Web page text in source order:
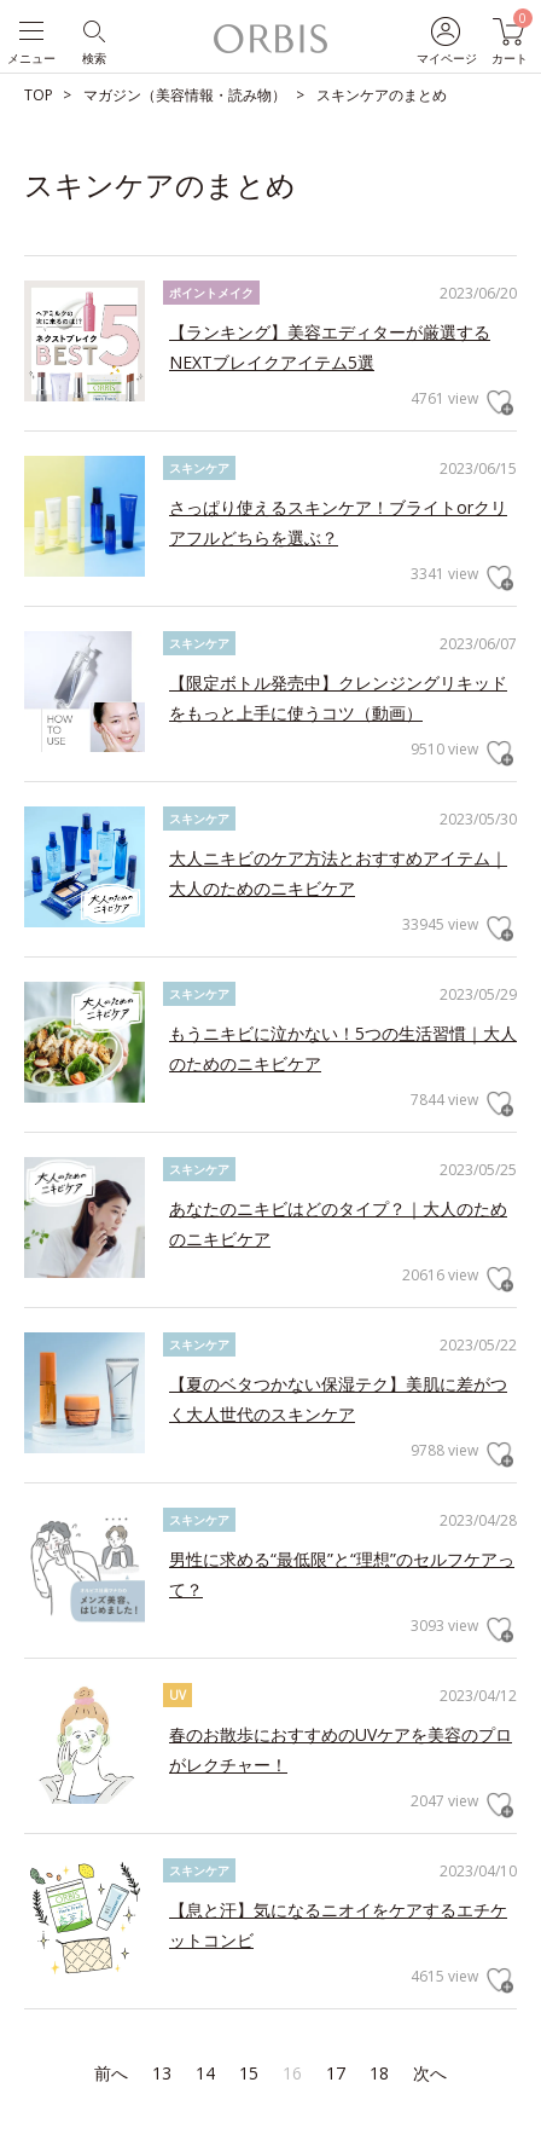
マイページ
0
カート
検索
メニュー
TOP マガジン（美容情報・読み物） スキンケアのまとめ
スキンケアのまとめ
2023/06/20
ポイントメイク
【ランキング】美容エディターが厳選する
NEXTブレイクアイテム5選
4761 view
2023/06/15
スキンケア
さっぱり使えるスキンケア！ブライトorクリ
アフルどちらを選ぶ？
3341 view
2023/06/07
スキンケア
【限定ボトル発売中】クレンジングリキッド
をもっと上手に使うコツ（動画）
9510 view
2023/05/30
スキンケア
大人ニキビのケア方法とおすすめアイテム｜
大人のためのニキビケア
33945 view
2023/05/29
スキンケア
もうニキビに泣かない！5つの生活習慣｜大人
のためのニキビケア
7844 view
2023/05/25
スキンケア
あなたのニキビはどのタイプ？｜大人のため
のニキビケア
20616 view
2023/05/22
スキンケア
【夏のベタつかない保湿テク】美肌に差がつ
く大人世代のスキンケア
9788 view
2023/04/28
スキンケア
男性に求める“最低限”と“理想”のセルフケアっ
て？
3093 view
2023/04/12
UV
春のお散歩におすすめのUVケアを美容のプロ
がレクチャー！
2047 view
2023/04/10
スキンケア
【息と汗】気になるニオイをケアするエチケ
ットコンビ
4615 view
前へ 13 14 15 16 17 18 次へ